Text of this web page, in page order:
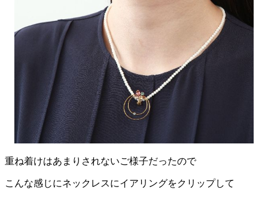
重ね着けはあまりされないご様子だったので
こんな感じにネックレスにイアリングをクリップして